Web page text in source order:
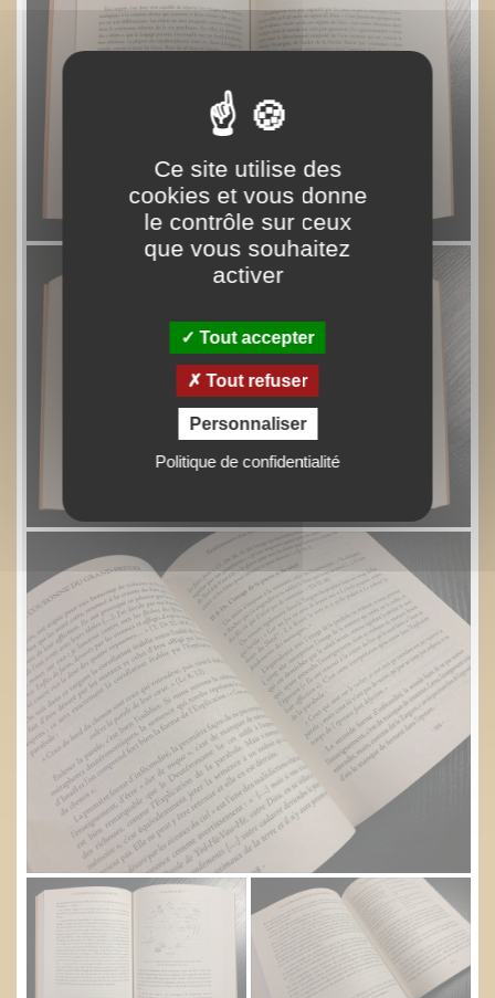
Ce site utilise des
cookies et vous donne
le contrôle sur ceux
que vous souhaitez
activer
Tout accepter
Tout refuser
Personnaliser
Politique de confidentialité